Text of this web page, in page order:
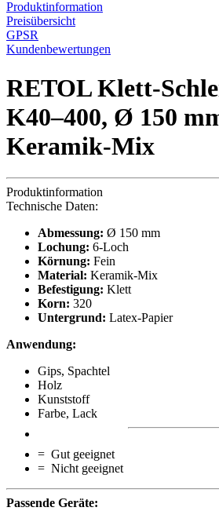
Produktinformation
Preisübersicht
GPSR
Kundenbewertungen
RETOL Klett-
K40–400, Ø 150
Keramik-Mix
Produktinformation
Technische Daten:
Abmessung: Ø 150 mm
Lochung: 6-Loch
Körnung: Fein
Material: Keramik-Mix
Befestigung: Klett
Korn: 320
Untergrund: Latex-Papier
Anwendung:
Gips, Spachtel
Holz
Kunststoff
Farbe, Lack
= Gut geeignet
= Nicht geeignet
Passende Geräte: